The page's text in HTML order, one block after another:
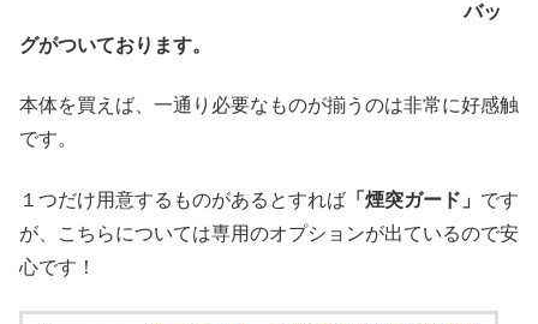
バッ
グがついております。
本体を買えば、一通り必要なものが揃うのは非常に好感触
です。
１つだけ用意するものがあるとすれば 「煙突ガード」 です
が、こちらについては専用のオプションが出ているので安
心です！